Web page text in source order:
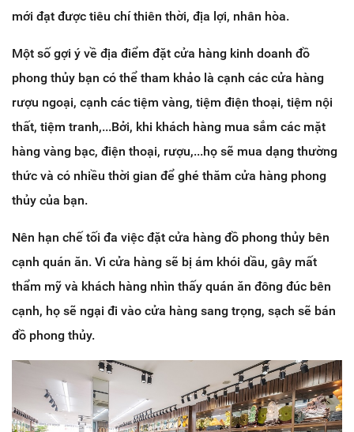
mới đạt được tiêu chí thiên thời, địa lợi, nhân hòa.
Một số gợi ý về địa điểm đặt cửa hàng kinh doanh đồ
phong thủy bạn có thể tham khảo là cạnh các cửa hàng
rượu ngoại, cạnh các tiệm vàng, tiệm điện thoại, tiệm nội
thất, tiệm tranh,...Bởi, khi khách hàng mua sắm các mặt
hàng vàng bạc, điện thoại, rượu,...họ sẽ mua dạng thường
thức và có nhiều thời gian để ghé thăm cửa hàng phong
thủy của bạn.
Nên hạn chế tối đa việc đặt cửa hàng đồ phong thủy bên
cạnh quán ăn. Vì cửa hàng sẽ bị ám khói dầu, gây mất
thẩm mỹ và khách hàng nhìn thấy quán ăn đông đúc bên
cạnh, họ sẽ ngại đi vào cửa hàng sang trọng, sạch sẽ bán
đồ phong thủy.